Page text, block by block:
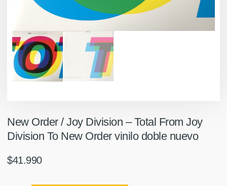
New Order / Joy Division ‎– Total From Joy
Division To New Order vinilo doble nuevo
$41.990